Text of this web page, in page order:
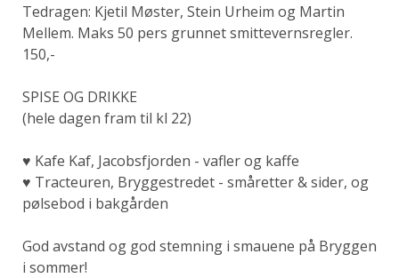
Tedragen: Kjetil Møster, Stein Urheim og Martin
Mellem. Maks 50 pers grunnet smittevernsregler.
150,-
SPISE OG DRIKKE
(hele dagen fram til kl 22)
♥ Kafe Kaf, Jacobsfjorden - vafler og kaffe
♥ Tracteuren, Bryggestredet - småretter & sider, og
pølsebod i bakgården
God avstand og god stemning i smauene på Bryggen
i sommer!